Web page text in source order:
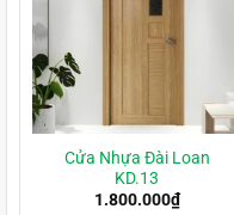
Cửa Nhựa Đài Loan
KD.13
1.800.000₫